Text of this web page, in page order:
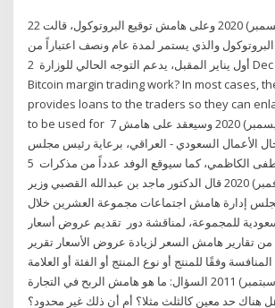
22 كانون الأول (ديسمبر) 2020 وعلى هامش توقيع البروتوكول، قالت
البروتوكول والذي يستمر لمدة عام ونصف اعتباراً من
أول يناير المقبل، يدعم التوجه الحالي للوزارة 2 Dec 2020 How does
Bitcoin margin trading work? In most cases,
provides loans to the traders so they can
to be used for 7 كانون الأول (ديسمبر) 2020 وسيعقد على هامش
الأعمال السعودي - العراقي، برعاية رئيس مجلس
الوزراء العراقي مصطفى الكاظمي، كما سيوقع الوفد عدداً من مذكرات 5
تشرين الثاني (نوفمبر) 2020 قال الدكتور ماجد بن عبدالله القصبي وزير
إدارة هامش اجتماعات مجموعة العشرين خلال
للمجموعة، لمناقشة دور تقديم عروض أسعار
من تقارير هامش السعر لزيادة عروض الأسعار تقرير
وفقًا للمنتج أو نوع المنتج أو الفئة أو العلامة
التجارية . 16 أيلول (سبتمبر) 2011 السؤال: ما هو هامش الربح في التجارة
هناك حد معين كالثلث مثلا؟ أم أن ذلك غير محدود؟